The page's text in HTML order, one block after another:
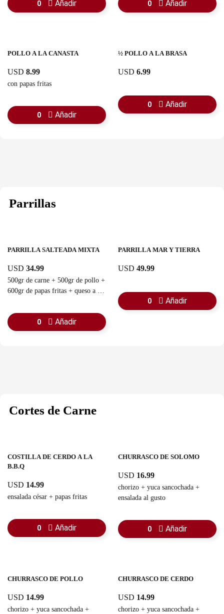
0 Añadir 0 Añadir
POLLO A LA CANASTA
USD 8.99
con papas fritas
0 Añadir
½ POLLO A LA BRASA
USD 6.99
0 Añadir
Parrillas
PARRILLA SALTEADA MIXTA
USD 34.99
500gr de carne + 500gr de pollo +
600gr de papas fritas + queso a la
0 Añadir
PARRILLA MAR Y TIERRA
USD 49.99
0 Añadir
Cortes de Carne
COSTILLA DE CERDO A LA
B.B.Q
USD 14.99
ensalada césar + papas fritas
0 Añadir
CHURRASCO DE SOLOMO
USD 16.99
chorizo + yuca sancochada +
ensalada al gusto
0 Añadir
CHURRASCO DE POLLO
USD 14.99
chorizo + yuca sancochada +
CHURRASCO DE CERDO
USD 14.99
chorizo + yuca sancochada +